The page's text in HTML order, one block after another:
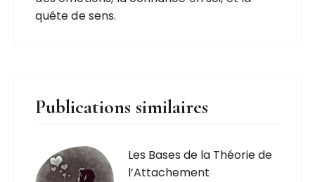
quête de sens.
Publications similaires
Les Bases de la Théorie de
l’Attachement